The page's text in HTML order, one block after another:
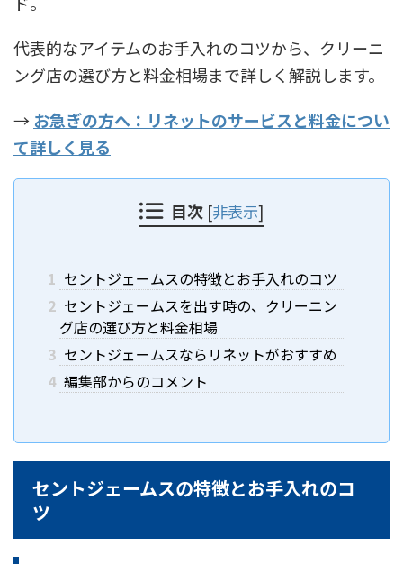
代表的なアイテムのお手入れのコツから、クリーニ
ング店の選び方と料金相場まで詳しく解説します。
→ お急ぎの方へ：リネットのサービスと料金につい
て詳しく見る
目次 [非表示]
1 セントジェームスの特徴とお手入れのコツ
2 セントジェームスを出す時の、クリーニン
グ店の選び方と料金相場
3 セントジェームスならリネットがおすすめ
4 編集部からのコメント
セントジェームスの特徴とお手入れのコ
ツ